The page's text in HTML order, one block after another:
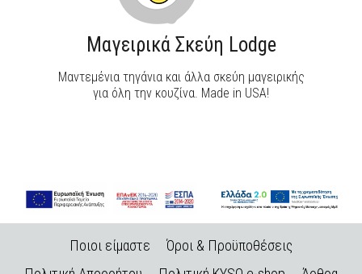
Μαγειρικά Σκεύη Lodge
Μαντεμένια τηγάνια και άλλα σκεύη μαγειρικής
για όλη την κουζίνα. Made in USA!
Ποιοι είμαστε
Όροι & Προϋποθέσεις